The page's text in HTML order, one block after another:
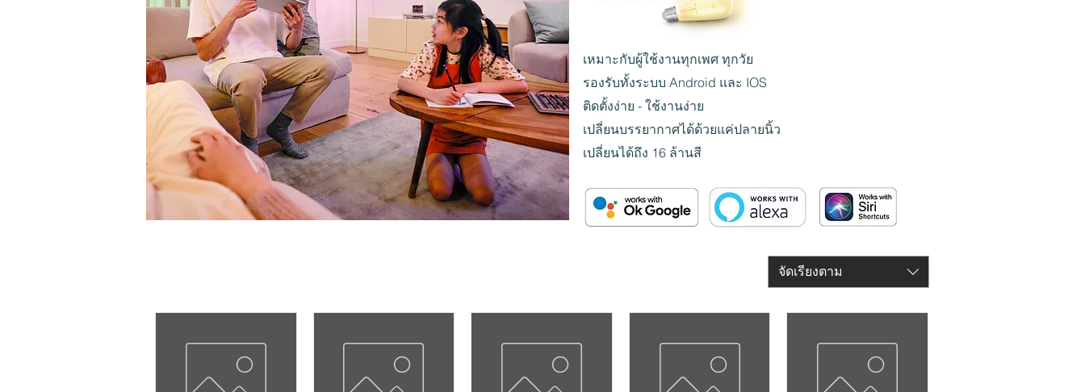
เหมาะกับผู้ใช้งานทุกเพศ ทุกวัย
รองรับทั้งระบบ Android และ IOS
ติดตั้งง่าย - ใช้งานง่าย
เปลี่ยนบรรยากาศได้ด้วยแค่ปลายนิ้ว
เปลี่ยนได้ถึง 16 ล้านสี
จัดเรียงตาม